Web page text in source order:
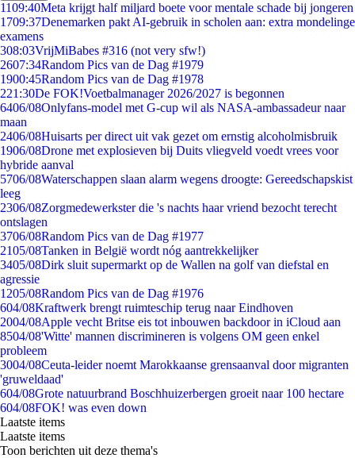
1109:40Meta krijgt half miljard boete voor mentale schade bij jongeren
1709:37Denemarken pakt AI-gebruik in scholen aan: extra mondelinge
examens
308:03VrijMiBabes #316 (not very sfw!)
2607:34Random Pics van de Dag #1979
1900:45Random Pics van de Dag #1978
221:30De FOK!Voetbalmanager 2026/2027 is begonnen
6406/08Onlyfans-model met G-cup wil als NASA-ambassadeur naar
maan
2406/08Huisarts per direct uit vak gezet om ernstig alcoholmisbruik
1906/08Drone met explosieven bij Duits vliegveld voedt vrees voor
hybride aanval
5706/08Waterschappen slaan alarm wegens droogte: Gereedschapskist
leeg
2306/08Zorgmedewerkster die 's nachts haar vriend bezocht terecht
ontslagen
3706/08Random Pics van de Dag #1977
2105/08Tanken in België wordt nóg aantrekkelijker
3405/08Dirk sluit supermarkt op de Wallen na golf van diefstal en
agressie
1205/08Random Pics van de Dag #1976
604/08Kraftwerk brengt ruimteschip terug naar Eindhoven
2004/08Apple vecht Britse eis tot inbouwen backdoor in iCloud aan
8504/08'Witte' mannen discrimineren is volgens OM geen enkel
probleem
3004/08Ceuta-leider noemt Marokkaanse grensaanval door migranten
'gruweldaad'
604/08Grote natuurbrand Boschhuizerbergen groeit naar 100 hectare
604/08FOK! was even down
Laatste items
Laatste items
Toon berichten uit deze thema's